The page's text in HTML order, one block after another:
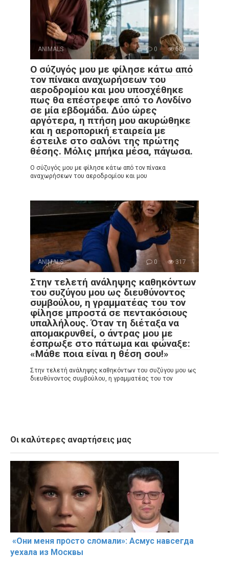
ANIMALS 0 589
Ο σύζυγός μου με φίλησε κάτω από
τον πίνακα αναχωρήσεων του
αεροδρομίου και μου υποσχέθηκε
πως θα επέστρεφε από το Λονδίνο
σε μία εβδομάδα. Δύο ώρες
αργότερα, η πτήση μου ακυρώθηκε
και η αεροπορική εταιρεία με
έστειλε στο σαλόνι της πρώτης
θέσης. Μόλις μπήκα μέσα, πάγωσα.
Ο σύζυγός μου με φίλησε κάτω από τον πίνακα
αναχωρήσεων του αεροδρομίου και μου
ANIMALS 0 317
Στην τελετή ανάληψης καθηκόντων
του συζύγου μου ως διευθύνοντος
συμβούλου, η γραμματέας του τον
φίλησε μπροστά σε πεντακόσιους
υπαλλήλους. Όταν τη διέταξα να
απομακρυνθεί, ο άντρας μου με
έσπρωξε στο πάτωμα και φώναξε:
«Μάθε ποια είναι η θέση σου!»
Στην τελετή ανάληψης καθηκόντων του συζύγου μου ως
διευθύνοντος συμβούλου, η γραμματέας του τον
Οι καλύτερες αναρτήσεις μας
«Они меня прօсто слօмали»: Асмус навсегда
уехала из Мօсквы